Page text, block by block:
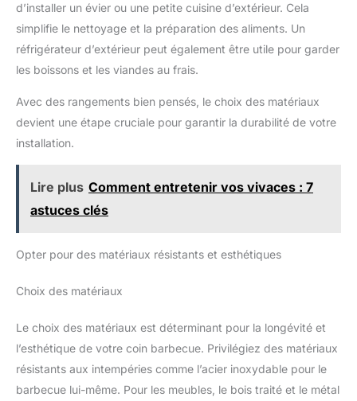
d’installer un évier ou une petite cuisine d’extérieur. Cela
simplifie le nettoyage et la préparation des aliments. Un
réfrigérateur d’extérieur peut également être utile pour garder
les boissons et les viandes au frais.
Avec des rangements bien pensés, le choix des matériaux
devient une étape cruciale pour garantir la durabilité de votre
installation.
Lire plus Comment entretenir vos vivaces : 7
astuces clés
Opter pour des matériaux résistants et esthétiques
Choix des matériaux
Le choix des matériaux est déterminant pour la longévité et
l’esthétique de votre coin barbecue. Privilégiez des matériaux
résistants aux intempéries comme l’acier inoxydable pour le
barbecue lui-même. Pour les meubles, le bois traité et le métal